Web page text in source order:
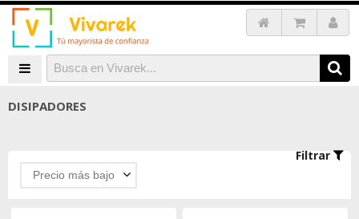
DISIPADORES
Filtrar
Precio más bajo